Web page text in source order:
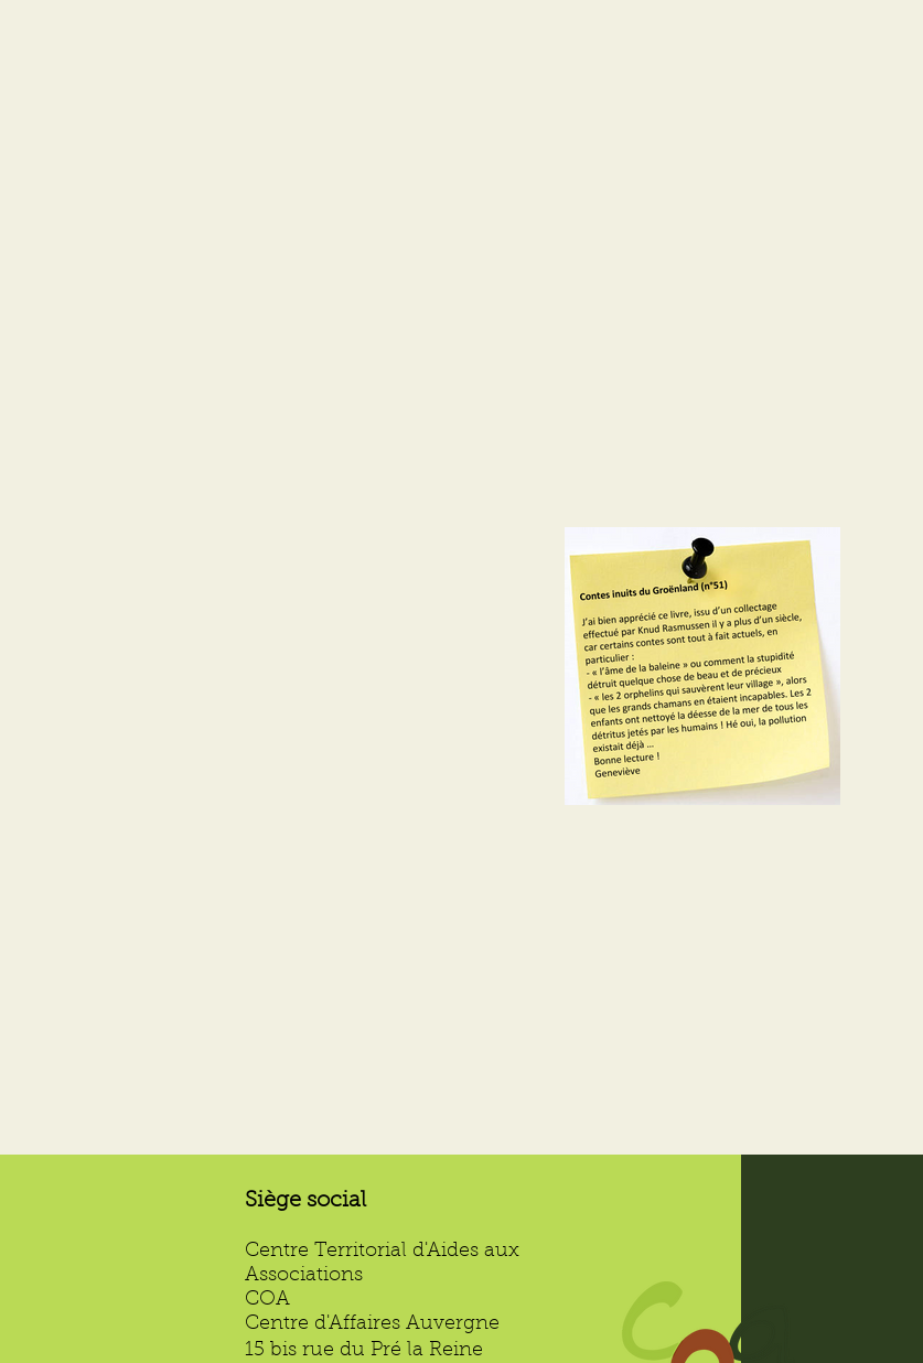
Siège social
Centre Territorial d'Aides aux
Associations
COA
Centre d'Affaires Auvergne
15 bis rue du Pré la Reine